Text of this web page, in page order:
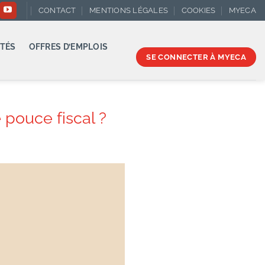
CONTACT MENTIONS LÉGALES COOKIES MYECA
OFFRES D’EMPLOIS
SE CONNECTER À MYECA
fiscal ?